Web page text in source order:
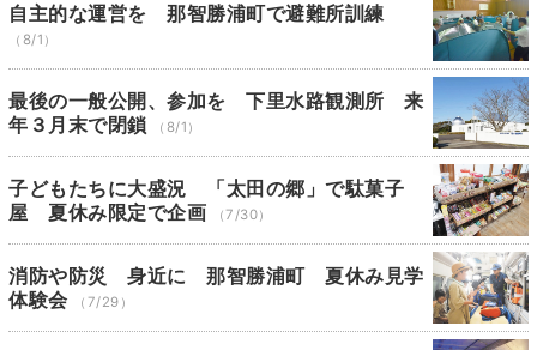
自主的な運営を 那智勝浦町で避難所訓練
（8/1）
最後の一般公開、参加を 下里水路観測所 来
年３月末で閉鎖
（8/1）
子どもたちに大盛況 「太田の郷」で駄菓子
屋 夏休み限定で企画
（7/30）
消防や防災 身近に 那智勝浦町 夏休み見学
体験会
（7/29）